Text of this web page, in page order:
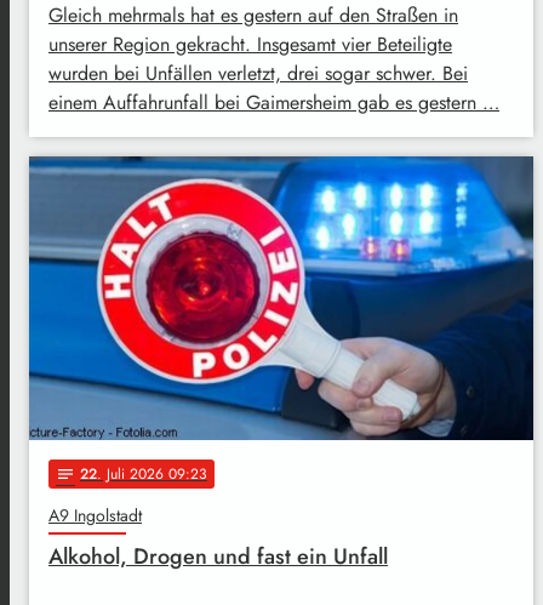
Gleich mehrmals hat es gestern auf den Straßen in
unserer Region gekracht. Insgesamt vier Beteiligte
wurden bei Unfällen verletzt, drei sogar schwer. Bei
einem Auffahrunfall bei Gaimersheim gab es gestern …
notes 22. Juli 2026 09:23
A9 Ingolstadt
Alkohol, Drogen und fast ein Unfall